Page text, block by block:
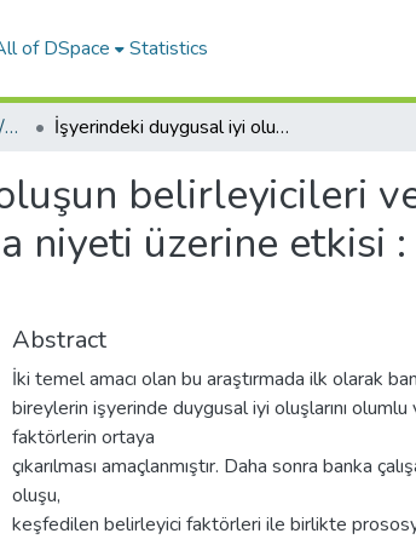
of DSpace Statistics
Institute of Social Science/Sosyal Bilimler Enstitüsü İşyerindeki duygusal iyi oluşun belirleyicileri ve prososyal hizmet davranışı ile işten ayrılma niyeti üzerine etkisi : Banka çalışanları üzerine bir araştırma
belirleyicileri
niyeti üzerine etkisi
Abstract
İki temel amacı olan bu araştırmada ilk olarak
bireylerin işyerinde duygusal iyi oluşlarını
faktörlerin ortaya
çıkarılması amaçlanmıştır. Daha sonra banka
oluşu,
keşfedilen belirleyici faktörleri ile birlikte